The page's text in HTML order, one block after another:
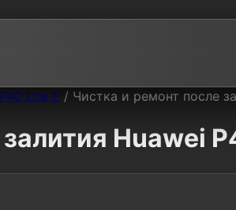
Lite E / Чистка и ремонт после
Huawei